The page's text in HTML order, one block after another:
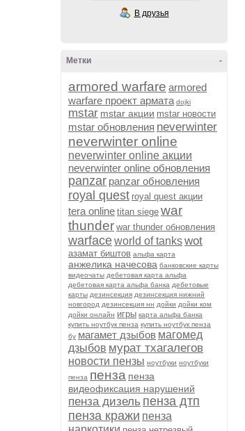
В друзья
-
Метки
armored warfare armored
warfare проект армата dojki
mstar mstar акции mstar новости
mstar обновления neverwinter
neverwinter online
neverwinter online акции
neverwinter online обновления
panzar panzar обновления
royal quest royal quest акции
tera online titan siege war
thunder war thunder обновления
warfaceworld of tankswot
азамат биштов альфа карта
анжелика начесова банковские карты
видеочаты дебетовая карта альфа
дебетовая карта альфа банка дебетовые
карты дезинсекция дезинсекция нижний
новгород дезинсекция нн дойки дойки ком
дойки онлайн игры карта альфа банка
купить ноутбук пенза купить ноутбук пенза
бу магамет дзыбов магомед
дзыбов мурат тхагалегов
новости пензы ноутбуки ноутбуки
пенза пенза пенза
видеофиксация нарушений
пенза дизель пенза дтп
пенза кражи пенза